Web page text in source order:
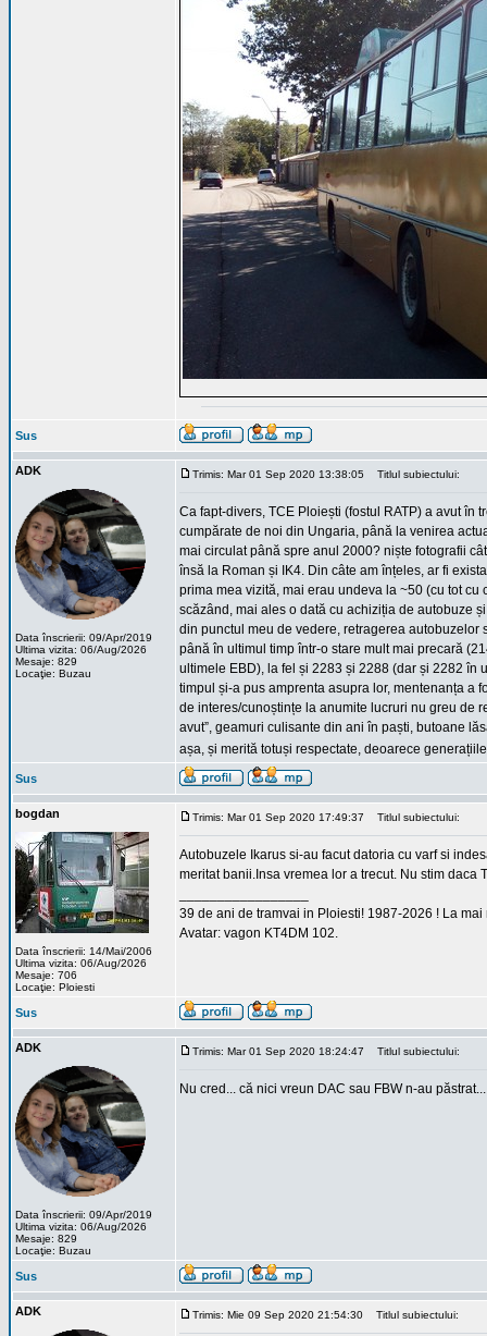
Sus
ADK
Data înscrierii: 09/Apr/2019
Ultima vizita: 06/Aug/2026
Mesaje: 829
Locaţie: Buzau
Trimis: Mar 01 Sep 2020 13:38:05 Titlul subiectului:
Ca fapt-divers, TCE Ploiești (fostul RATP) a avut
cumpărate de noi din Ungaria, până la venirea
mai circulat până spre anul 2000? niște fotografii
însă la Roman și IK4. Din câte am înțeles, ar fi
prima mea vizită, mai erau undeva la ~50 (cu tot
scăzând, mai ales o dată cu achiziția de autobuze
din punctul meu de vedere, retragerea
până în ultimul timp într-o stare mult mai precară
ultimele EBD), la fel și 2283 și 2288 (dar și 2282 în
timpul și-a pus amprenta asupra lor, mentenanța a
de interes/cunoștințe la anumite lucruri nu greu de
avut”, geamuri culisante din ani în paști, butoane
așa, și merită totuși respectate, deoarece
Sus
bogdan
Data înscrierii: 14/Mai/2006
Ultima vizita: 06/Aug/2026
Mesaje: 706
Locaţie: Ploiesti
Trimis: Mar 01 Sep 2020 17:49:37 Titlul subiectului:
Autobuzele Ikarus si-au facut datoria cu varf si
meritat banii.Insa vremea lor a trecut. Nu stim daca
39 de ani de tramvai in Ploiesti! 1987-2026 ! La mai
Avatar: vagon KT4DM 102.
Sus
ADK
Data înscrierii: 09/Apr/2019
Ultima vizita: 06/Aug/2026
Mesaje: 829
Locaţie: Buzau
Trimis: Mar 01 Sep 2020 18:24:47 Titlul subiectului:
Nu cred... că nici vreun DAC sau FBW n-au păstrat...
Sus
ADK Trimis: Mie 09 Sep 2020 21:54:30 Titlul subiectului: